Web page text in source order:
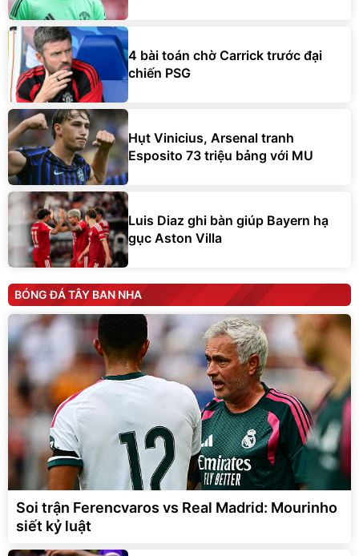
4 bài toán chờ Carrick trước đại
chiến PSG
Hụt Vinicius, Arsenal tranh
Esposito 73 triệu bảng với MU
Luis Diaz ghi bàn giúp Bayern hạ
gục Aston Villa
BÓNG ĐÁ TÂY BAN NHA
Soi trận Ferencvaros vs Real Madrid: Mourinho
siết kỷ luật